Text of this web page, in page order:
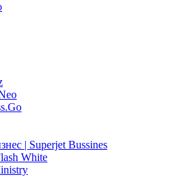
| Superjet Bussines
White